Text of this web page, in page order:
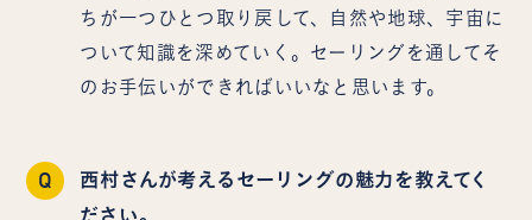
ちが一つひとつ取り戻して、自然や地球、宇宙に
ついて知識を深めていく。セーリングを通してそ
のお手伝いができればいいなと思います。
Q
西村さんが考えるセーリングの魅力を教えてく